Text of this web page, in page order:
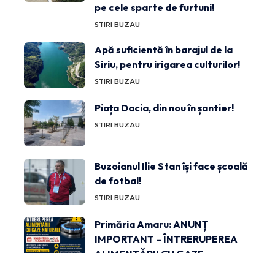
pe cele sparte de furtuni!
STIRI BUZAU
Apă suficientă în barajul de la
Siriu, pentru irigarea culturilor!
STIRI BUZAU
Piața Dacia, din nou în șantier!
STIRI BUZAU
Buzoianul Ilie Stan își face școală
de fotbal!
STIRI BUZAU
Primăria Amaru: ANUNȚ
IMPORTANT – ÎNTRERUPEREA